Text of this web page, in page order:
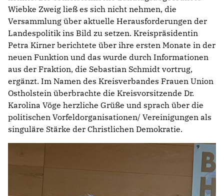
Wiebke Zweig ließ es sich nicht nehmen, die
Versammlung über aktuelle Herausforderungen der
Landespolitik ins Bild zu setzen. Kreispräsidentin
Petra Kirner berichtete über ihre ersten Monate in der
neuen Funktion und das wurde durch Informationen
aus der Fraktion, die Sebastian Schmidt vortrug,
ergänzt. Im Namen des Kreisverbandes Frauen Union
Ostholstein überbrachte die Kreisvorsitzende Dr.
Karolina Vöge herzliche Grüße und sprach über die
politischen Vorfeldorganisationen/ Vereinigungen als
singuläre Stärke der Christlichen Demokratie.